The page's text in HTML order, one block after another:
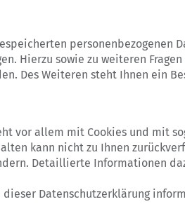
personenbezogenen
Hierzu sowie zu weiteren Fragen
Des Weiteren steht Ihnen ein
vor allem mit Cookies und mit
kann nicht zu Ihnen
Detaillierte Informationen
Datenschutzerklärung